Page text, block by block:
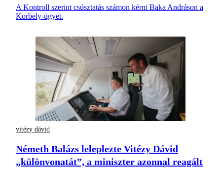
A Kontroll szerint csúsztatás számon kérni Baka Andráson a
Korbely-ügyet.
vitézy dávid
Németh Balázs leleplezte Vitézy Dávid
„különvonatát”, a miniszter azonnal reagált